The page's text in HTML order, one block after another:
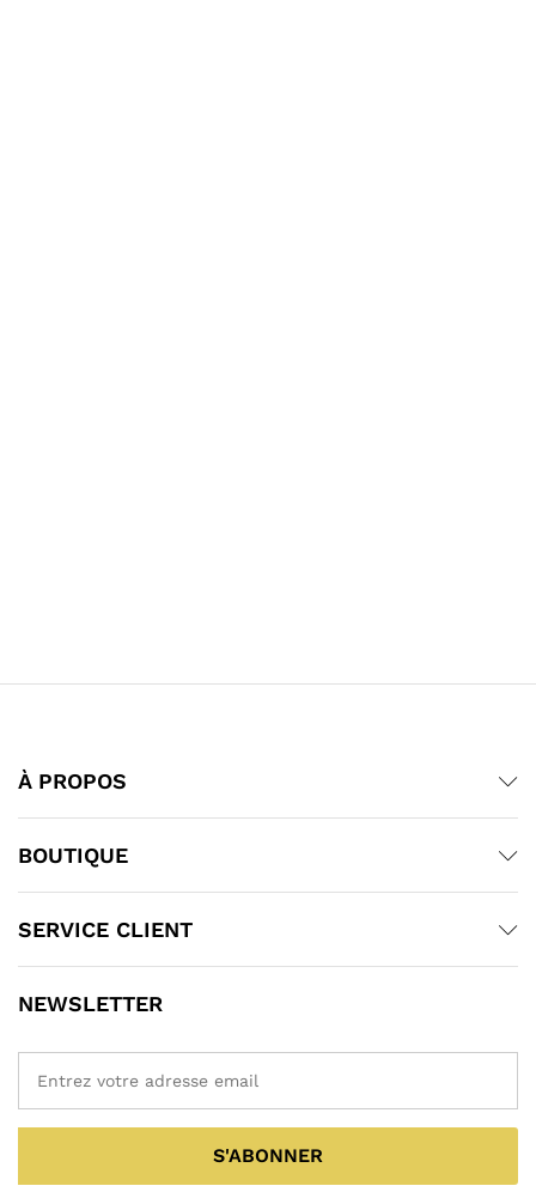
À PROPOS
BOUTIQUE
SERVICE CLIENT
NEWSLETTER